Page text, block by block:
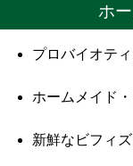
ホ
プロバイオテ
ホームメイド
新鮮なビフィ